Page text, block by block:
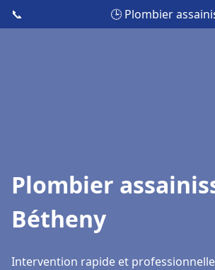
📞 🕒 Plombier
Plombier
Bétheny
Intervention rapide et